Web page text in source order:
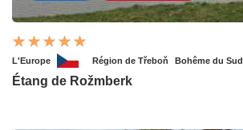
L'Europe Région de Třeboň Bohême du Sud
Étang de Rožmberk